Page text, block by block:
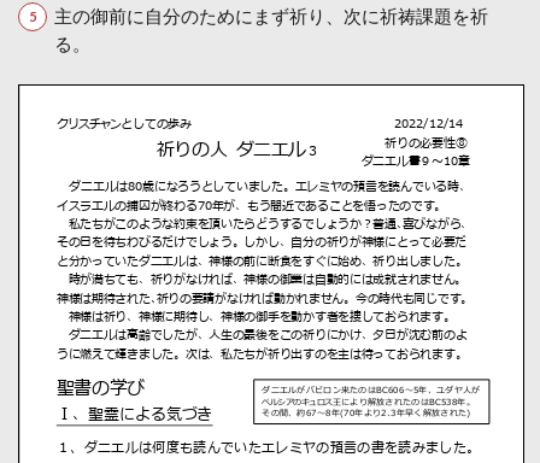
主の御前に自分のためにまず祈り、次に祈祷課題を祈
る。